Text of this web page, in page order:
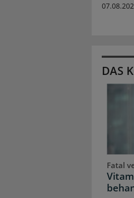
DAS
Fatal